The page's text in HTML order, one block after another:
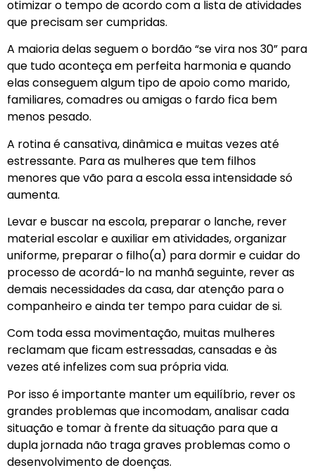
otimizar o tempo de acordo com a lista de atividades
que precisam ser cumpridas.
A maioria delas seguem o bordão “se vira nos 30” para
que tudo aconteça em perfeita harmonia e quando
elas conseguem algum tipo de apoio como marido,
familiares, comadres ou amigas o fardo fica bem
menos pesado.
A rotina é cansativa, dinâmica e muitas vezes até
estressante. Para as mulheres que tem filhos
menores que vão para a escola essa intensidade só
aumenta.
Levar e buscar na escola, preparar o lanche, rever
material escolar e auxiliar em atividades, organizar
uniforme, preparar o filho(a) para dormir e cuidar do
processo de acordá-lo na manhã seguinte, rever as
demais necessidades da casa, dar atenção para o
companheiro e ainda ter tempo para cuidar de si.
Com toda essa movimentação, muitas mulheres
reclamam que ficam estressadas, cansadas e às
vezes até infelizes com sua própria vida.
Por isso é importante manter um equilíbrio, rever os
grandes problemas que incomodam, analisar cada
situação e tomar à frente da situação para que a
dupla jornada não traga graves problemas como o
desenvolvimento de doenças.